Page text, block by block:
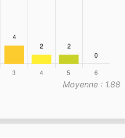
Moyenne : 1.88